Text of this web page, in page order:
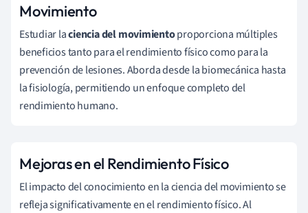
Movimiento
Estudiar laciencia del movimientoproporciona múltiples
beneficios tanto para el rendimiento físico como para la
prevención de lesiones. Aborda desde la biomecánica hasta
la fisiología, permitiendo un enfoque completo del
rendimiento humano.
Mejoras en el Rendimiento Físico
El impacto del conocimiento en la ciencia del movimiento se
refleja significativamente en el rendimiento físico. Al